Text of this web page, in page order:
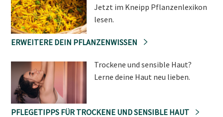
Jetzt im Kneipp Pflanzenlexikon
lesen.
ERWEITERE DEIN PFLANZENWISSEN
Trockene und sensible Haut?
Lerne deine Haut neu lieben.
PFLEGETIPPS FÜR TROCKENE UND SENSIBLE HAUT